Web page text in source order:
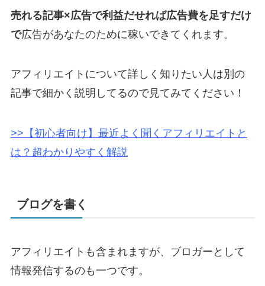
売れる記事×広告で利益だせれば広告費を足すだけ
で広告があなたのために稼いできてくれます。
アフィリエイトについて詳しく知りたい人は別の
記事で細かく説明してるので見てみてください！
>>【初心者向け】最近よく聞くアフィリエイトと
は？超わかりやすく解説
ブログを書く
アフィリエイトも含まれますが、ブロガーとして
情報発信するのも一つです。